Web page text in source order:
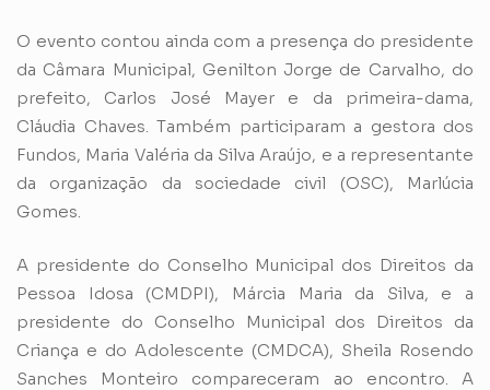
O evento contou ainda com a presença do presidente
da Câmara Municipal, Genilton Jorge de Carvalho, do
prefeito, Carlos José Mayer e da primeira-dama,
Cláudia Chaves. Também participaram a gestora dos
Fundos, Maria Valéria da Silva Araújo, e a representante
da organização da sociedade civil (OSC), Marlúcia
Gomes.
A presidente do Conselho Municipal dos Direitos da
Pessoa Idosa (CMDPI), Márcia Maria da Silva, e a
presidente do Conselho Municipal dos Direitos da
Criança e do Adolescente (CMDCA), Sheila Rosendo
Sanches Monteiro compareceram ao encontro. A